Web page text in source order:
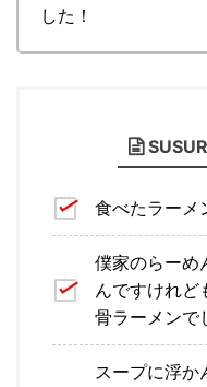
した！
食べたラーメ
僕家のらーめ
んですけれど
骨ラーメンで
スープに浮か